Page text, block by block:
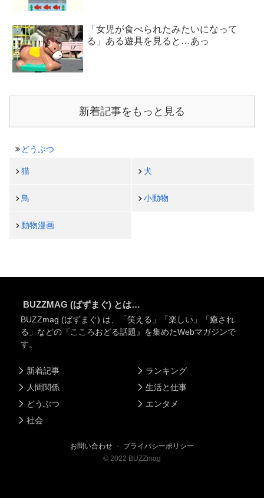
「女児が食べられたみたいになって
る」ある遊具を見ると…あっ
新着記事をもっと見る
どうぶつ
猫 犬
鳥 小動物
動物漫画
BUZZMAG (ばずまぐ) とは…
BUZZmag (ばずまぐ) は、「笑える」「楽しい」「癒され
る」などの『こころおどる話題』を集めたWebマガジンで
す。
新着記事
人間関係
どうぶつ
社会
ランキング
生活と仕事
エンタメ
お問い合わせ ・ プライバシーポリシー
© 2022 BUZZmag